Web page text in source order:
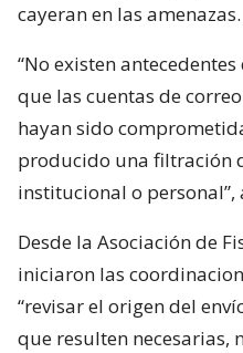
cayeran en las amenazas.
“No existen
que las cuentas de
hayan sido
producido una filtración
institucional o personal”,
Desde la Asociación de
iniciaron las
“revisar el origen del
que resulten necesarias,